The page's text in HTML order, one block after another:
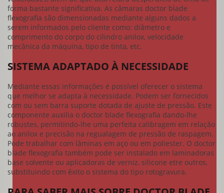
forma bastante significativa. As câmaras doctor blade
flexografia são dimensionadas mediante alguns dados a
serem informados pelo cliente como: diâmetro e
comprimento do corpo do cilindro anilox, velocidade
mecânica da máquina, tipo de tinta, etc.
SISTEMA ADAPTADO À NECESSIDADE
Mediante essas informações é possível oferecer o sistema
que melhor se adapta à necessidade. Podem ser fornecidos
com ou sem barra suporte dotada de ajuste de pressão. Este
componente auxilia o doctor blade flexografia dando-lhe
robustes, permitindo-lhe uma perfeita calibragem em relação
ao anilox e precisão na regualagem de pressão de raspagem.
Pode trabalhar com lâminas em aço ou em poliester. O doctor
blade flexografia também pode ser instalado em laminadoras
base solvente ou aplicadoras de verniz, silicone etre outros,
substituindo com êxito o sistema do tipo rotogravura.